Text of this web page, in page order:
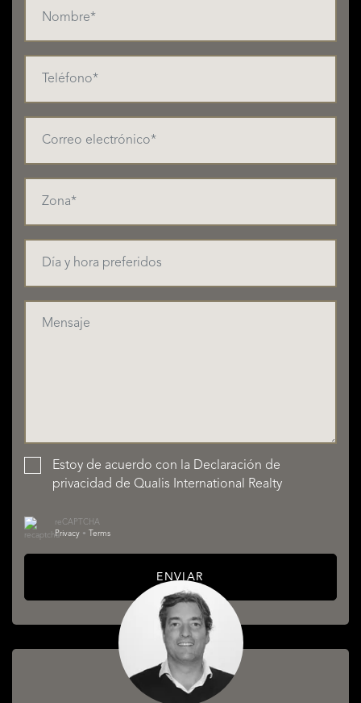
Estoy de acuerdo con la Declaración de
privacidad de Qualis International Realty
reCAPTCHA
Privacy • Terms
ENVIAR